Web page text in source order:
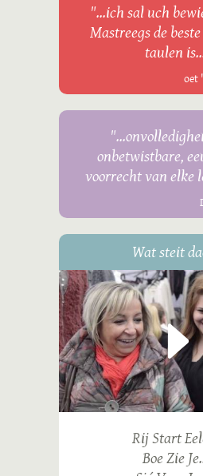
"...ich sal uch
Mastreegs de
taulen
oet
onbetwistbare,
voorrecht van elke
Wat steit
Rij Start
Boe Zie